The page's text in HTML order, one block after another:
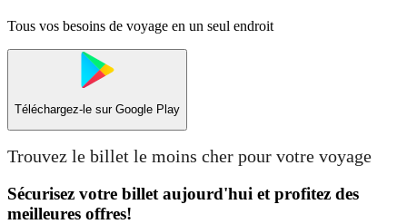
Tous vos besoins de voyage en un seul endroit
Téléchargez-le sur Google Play
Trouvez le billet le moins cher pour votre voyage
Sécurisez votre billet aujourd'hui et profitez des
meilleures offres!